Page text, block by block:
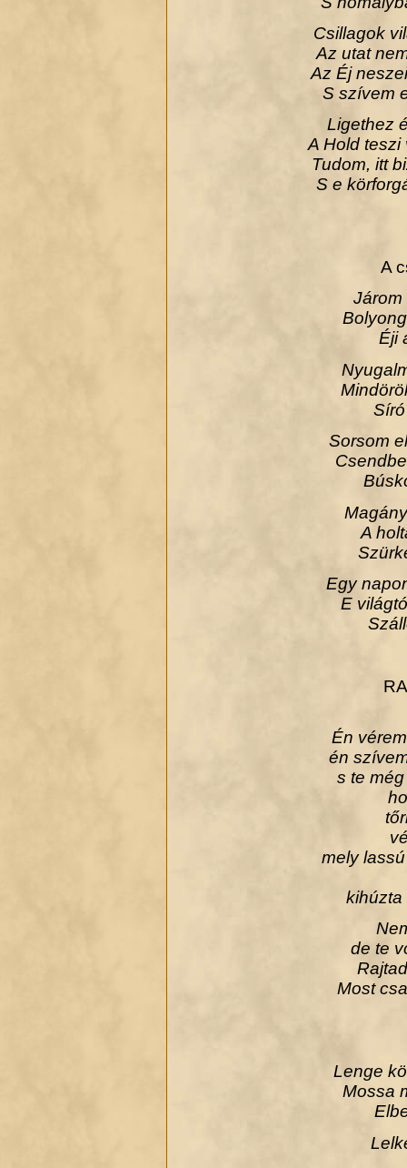
Csillagok
Az utat
Az Éj
S szívem
Ligethez
A Hold teszi
Tudom, itt
S e
A
Járom
Éji
Sorsom
A
Egy
E
Én
én
s te
mely
kihúzta
de te
Most
Lenge
Mossa